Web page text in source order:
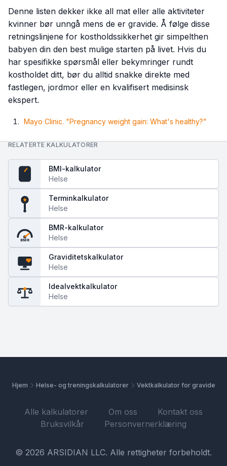
Denne listen dekker ikke all mat eller alle aktiviteter
kvinner bør unngå mens de er gravide. Å følge disse
retningslinjene for kostholdssikkerhet gir simpelthen
babyen din den best mulige starten på livet. Hvis du
har spesifikke spørsmål eller bekymringer rundt
kostholdet ditt, bør du alltid snakke direkte med
fastlegen, jordmor eller en kvalifisert medisinsk
ekspert.
Mayo Clinic. "Pregnancy weight gain: What's healthy?"
RELATERTE KALKULATORER
BMI-kalkulator
Helse
Terminkalkulator
Helse
BMR
BMR-kalkulator
Helse
Graviditetskalkulator
Helse
Idealvektkalkulator
Helse
Hjem Helse- og treningskalkulatorer Vektkalkulator for gravide
Alle kalkulatorer Om oss
Kontakt oss
Bruksvilkår
Personvernerklæring
© 2026 ARSIDIAN LLC. Alle rettigheter forbeholdt.